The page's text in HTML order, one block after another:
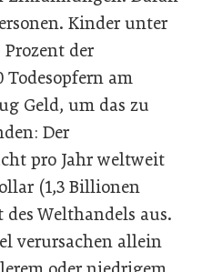
Kinder unter
der
am
Geld, um das zu
Der
pro Jahr weltweit
(1,3 Billionen
des Welthandels aus.
verursachen allein